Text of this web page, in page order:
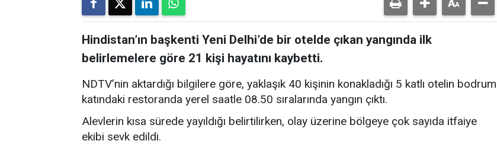
Hindistan’ın başkenti Yeni Delhi’de bir otelde çıkan yangında ilk
belirlemelere göre 21 kişi hayatını kaybetti.
NDTV’nin aktardığı bilgilere göre, yaklaşık 40 kişinin konakladığı 5 katlı otelin bodrum
katındaki restoranda yerel saatle 08.50 sıralarında yangın çıktı.
Alevlerin kısa sürede yayıldığı belirtilirken, olay üzerine bölgeye çok sayıda itfaiye
ekibi sevk edildi.